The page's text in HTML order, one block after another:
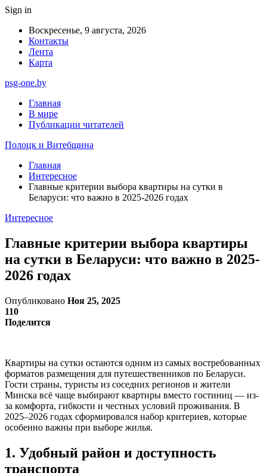
Sign in
Воскресенье, 9 августа, 2026
Контакты
Лента
Карта
psg-one.by
Главная
В мире
Публикации читателей
Полоцк и Витебщина
Главная
Интересное
Главные критерии выбора квартиры на сутки в
Беларуси: что важно в 2025-2026 годах
Интересное
Главные критерии выбора квартиры
на сутки в Беларуси: что важно в 2025-
2026 годах
Опубликовано Ноя 25, 2025
110
Поделится
Квартиры на сутки остаются одним из самых востребованных
форматов размещения для путешественников по Беларуси.
Гости страны, туристы из соседних регионов и жители
Минска всё чаще выбирают квартиры вместо гостиниц — из-
за комфорта, гибкости и честных условий проживания. В
2025–2026 годах сформировался набор критериев, которые
особенно важны при выборе жилья.
1. Удобный район и доступность
транспорта